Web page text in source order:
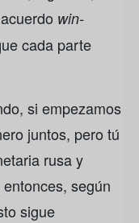
win-
cada parte
si empezamos
juntos, pero tú
rusa y
según
sigue